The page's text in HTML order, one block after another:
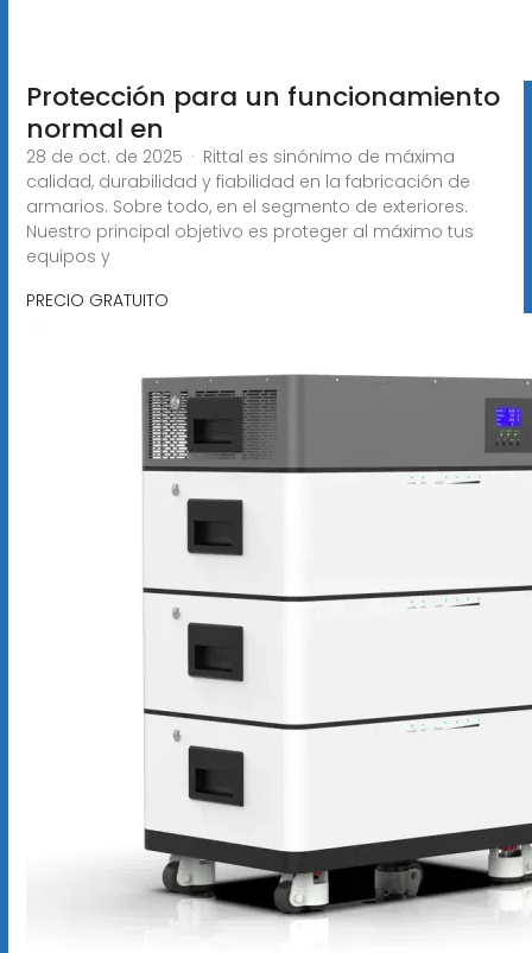
Protección para un funcionamiento
normal en
28 de oct. de 2025 · Rittal es sinónimo de máxima
calidad, durabilidad y fiabilidad en la fabricación de
armarios. Sobre todo, en el segmento de exteriores.
Nuestro principal objetivo es proteger al máximo tus
equipos y
PRECIO GRATUITO